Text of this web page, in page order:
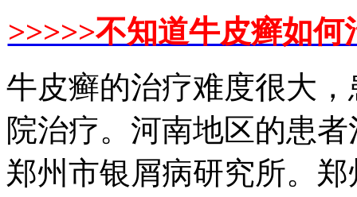
>>>>>不知道牛皮癣如
牛皮癣的治疗难度很大
院治疗。河南地区的患
郑州市银屑病研究所。